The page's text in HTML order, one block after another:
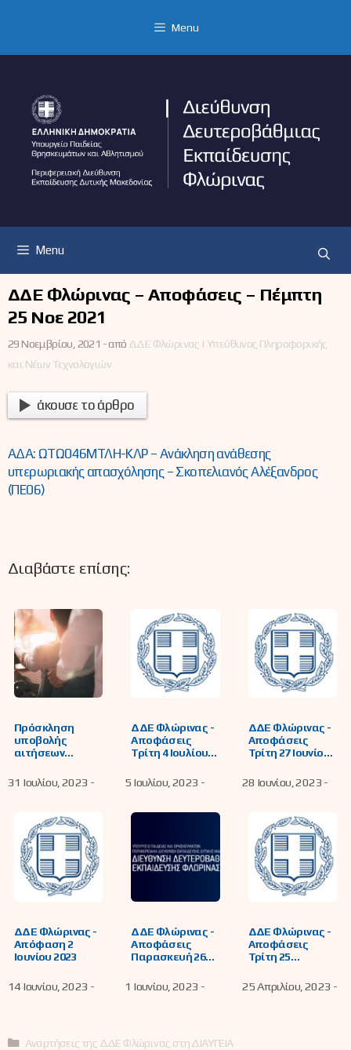
Menu
Menu
ΔΔΕ Φλώρινας – Αποφάσεις – Πέμπτη
25 Νοε 2021
29 Νοεμβρίου, 2021 -από ΔΔΕ Φλώρινας | Υπεύθυνος Πληροφορικής
και Νέων Τεχνολογιών
άκουσε το άρθρο
ΑΔΑ: ΩΤΩ046ΜΤΛΗ-ΚΛΡ – Ανάκληση ανάθεσης
υπερωριακής απασχόλησης – Σκοπελιανός Αλέξανδρος
(ΠΕ06)
Διαβάστε επίσης:
Πρόσκληση
υποβολής
αιτήσεων
μελών ΕΕΠ-ΕΒΠ,
για την κάλυψη
κενών Σ.Μ.Ε.Α.Ε.
της Διεύθυνσης
Δ.Ε. Φλώρινας,
το διδακτικό
έτος 2023-2024
31 Ιουλίου, 2023 -
ΔΔΕ Φλώρινας -
Αποφάσεις
Τρίτη 4 Ιουλίου
5 Ιουλίου, 2023 -
ΔΔΕ Φλώρινας -
Αποφάσεις
Τρίτη 27 Ιουνίου
28 Ιουνίου, 2023 -
ΔΔΕ Φλώρινας -
Απόφαση 2
Ιουνίου 2023
14 Ιουνίου, 2023 -
ΔΔΕ Φλώρινας -
Αποφάσεις
Παρασκευή 26
1 Ιουνίου, 2023 -
ΔΔΕ Φλώρινας -
Αποφάσεις
Τρίτη 25
25 Απριλίου, 2023 -
Κατηγορίες
Αναρτήσεις της ΔΔΕ Φλώρινας στη ΔΙΑΥΓΕΙΑ